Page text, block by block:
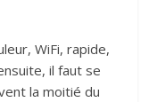
WiFi, rapide,
il faut se
la moitié du